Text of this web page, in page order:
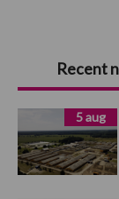
Primaire
Sidebar
Recent
5 aug